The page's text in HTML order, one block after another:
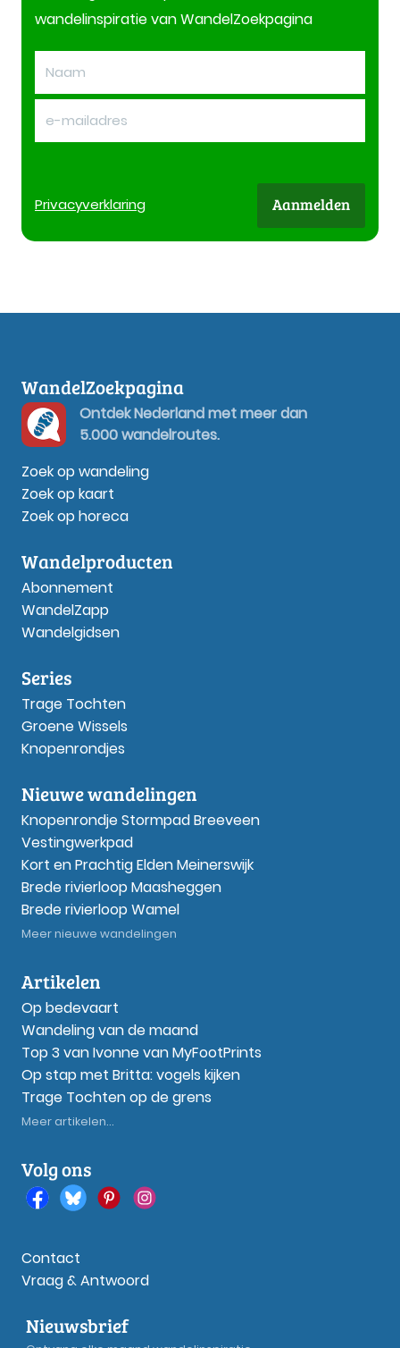
wandelinspiratie van WandelZoekpagina
Privacyverklaring Aanmelden
WandelZoekpagina
Ontdek Nederland met meer dan
5.000 wandelroutes.
Zoek op wandeling
Zoek op kaart
Zoek op horeca
Wandelproducten
Abonnement
WandelZapp
Wandelgidsen
Series
Trage Tochten
Groene Wissels
Knopenrondjes
Nieuwe wandelingen
Knopenrondje Stormpad Breeveen
Vestingwerkpad
Kort en Prachtig Elden Meinerswijk
Brede rivierloop Maasheggen
Brede rivierloop Wamel
Meer nieuwe wandelingen
Artikelen
Op bedevaart
Wandeling van de maand
Top 3 van Ivonne van MyFootPrints
Op stap met Britta: vogels kijken
Trage Tochten op de grens
Meer artikelen...
Volg ons
Contact
Vraag & Antwoord
Nieuwsbrief